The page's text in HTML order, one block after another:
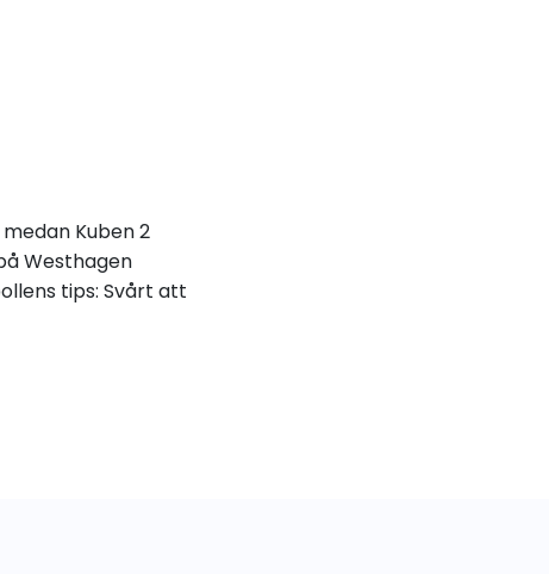
Kuben 2
Westhagen
tips: Svårt att